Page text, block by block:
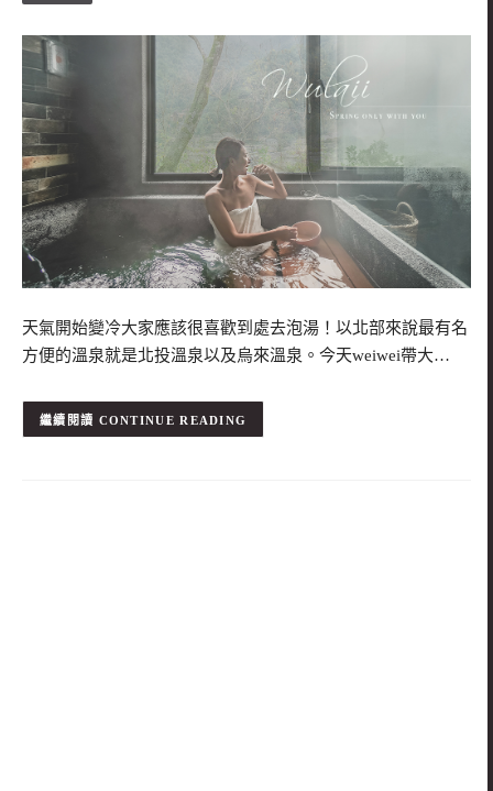
天氣開始變冷大家應該很喜歡到處去泡湯！以北部來說最有名
方便的溫泉就是北投溫泉以及烏來溫泉。今天weiwei帶大…
CONTINUE READING